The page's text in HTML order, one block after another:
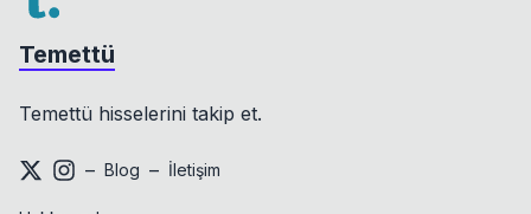
Temettü
Temettü hisselerini takip et.
– Blog – İletişim